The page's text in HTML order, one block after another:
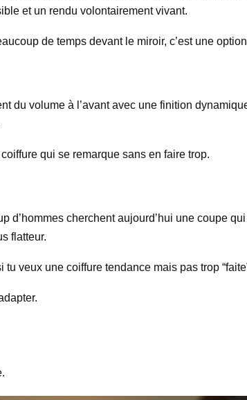
et un rendu volontairement vivant.
de temps devant le miroir, c’est une
du volume à l’avant avec une finition
qui se remarque sans en faire trop.
d’hommes cherchent aujourd’hui une coupe
flatteur.
veux une coiffure tendance mais pas trop